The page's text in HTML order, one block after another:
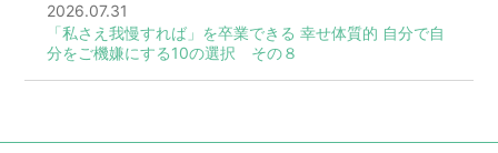
2026.07.31
「私さえ我慢すれば」を卒業できる 幸せ体質的 自分で自
分をご機嫌にする10の選択 その８